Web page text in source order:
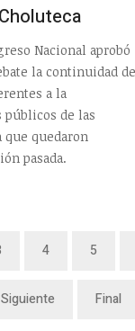
Nacional aprobó
la continuidad de
a la
de las
que quedaron
pasada.
4 5
Siguiente Final